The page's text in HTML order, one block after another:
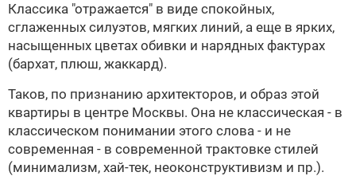
Классика "отражается" в виде спокойных,
сглаженных силуэтов, мягких линий, а еще в ярких,
насыщенных цветах обивки и нарядных фактурах
(бархат, плюш, жаккард).
Таков, по признанию архитекторов, и образ этой
квартиры в центре Москвы. Она не классическая - в
классическом понимании этого слова - и не
современная - в современной трактовке стилей
(минимализм, хай-тек, неоконструктивизм и пр.).